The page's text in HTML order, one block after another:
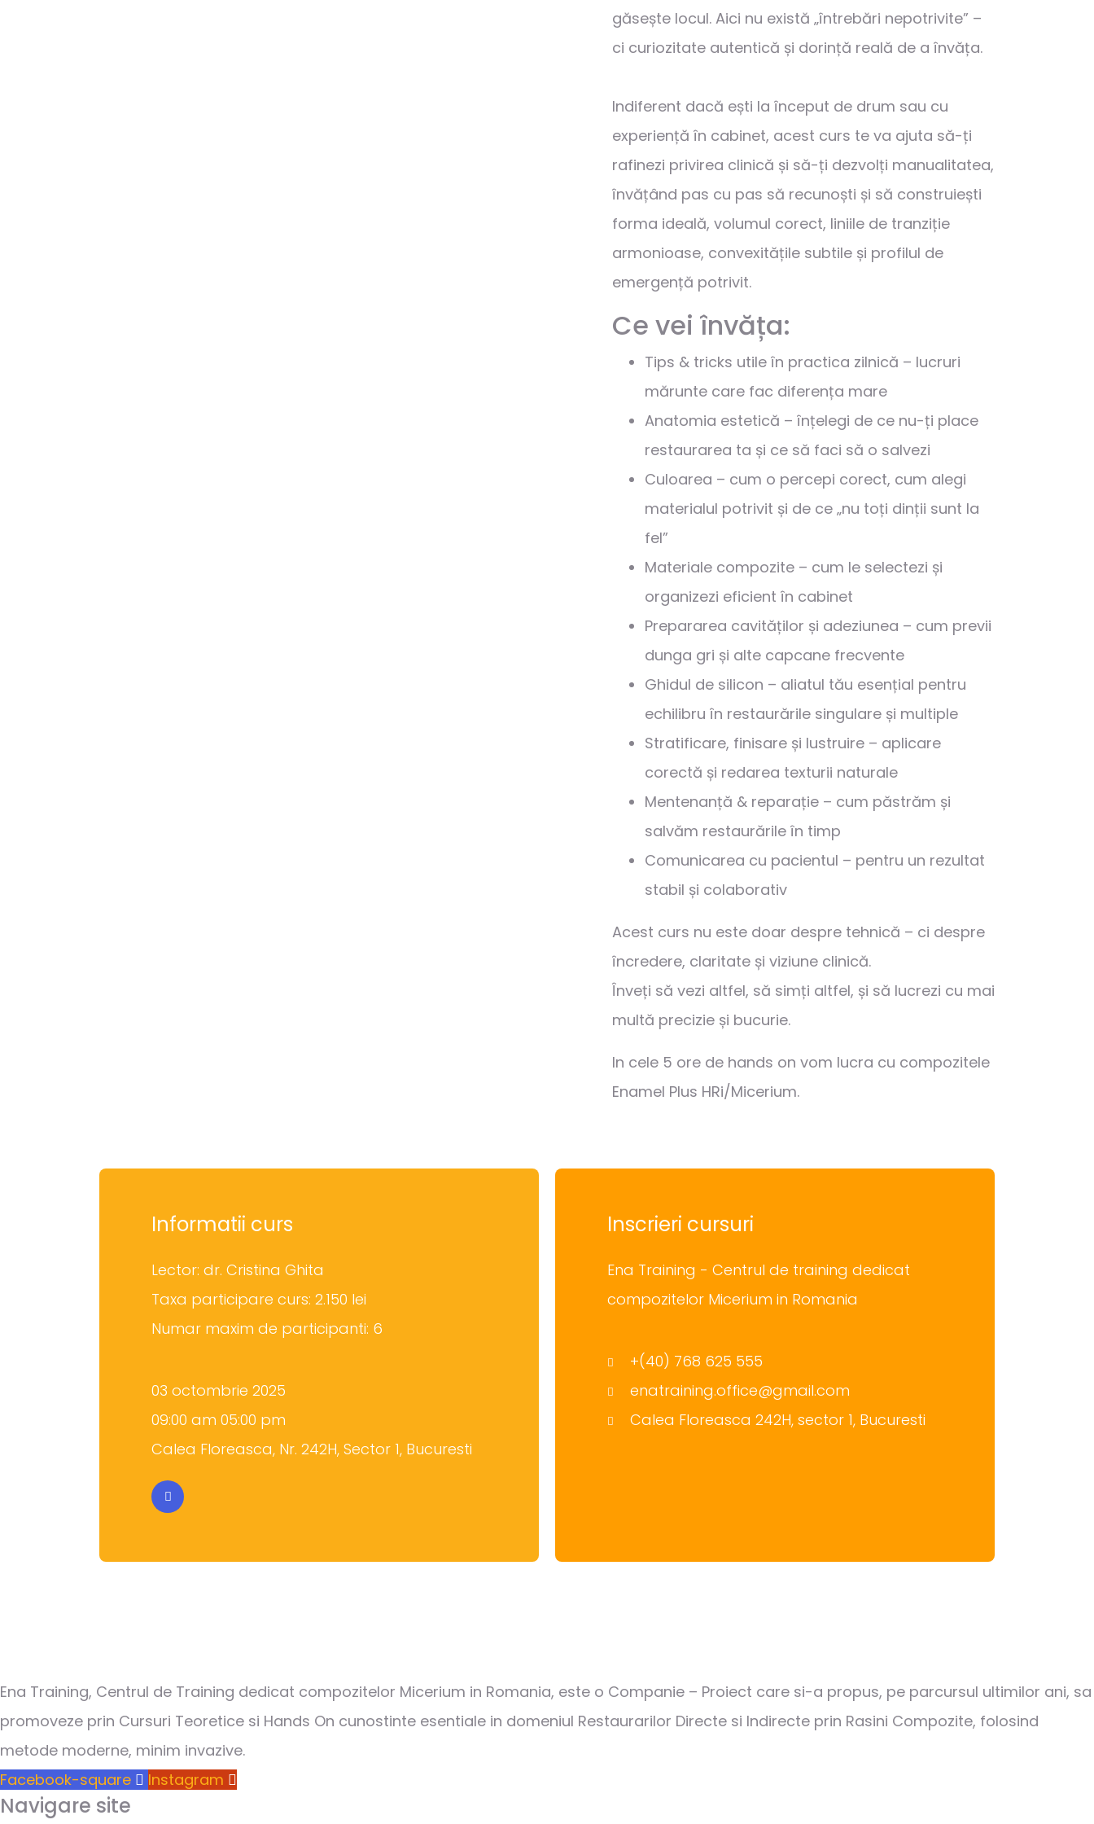
găsește locul. Aici nu există „întrebări nepotrivite” –
ci curiozitate autentică și dorință reală de a învăța.
Indiferent dacă ești la început de drum sau cu
experiență în cabinet, acest curs te va ajuta să-ți
rafinezi privirea clinică și să-ți dezvolți manualitatea,
învățând pas cu pas să recunoști și să construiești
forma ideală, volumul corect, liniile de tranziție
armonioase, convexitățile subtile și profilul de
emergență potrivit.
Ce vei învăța:
Tips & tricks utile în practica zilnică – lucruri
mărunte care fac diferența mare
Anatomia estetică – înțelegi de ce nu-ți place
restaurarea ta și ce să faci să o salvezi
Culoarea – cum o percepi corect, cum alegi
materialul potrivit și de ce „nu toți dinții sunt la
fel”
Materiale compozite – cum le selectezi și
organizezi eficient în cabinet
Prepararea cavităților și adeziunea – cum previi
dunga gri și alte capcane frecvente
Ghidul de silicon – aliatul tău esențial pentru
echilibru în restaurările singulare și multiple
Stratificare, finisare și lustruire – aplicare
corectă și redarea texturii naturale
Mentenanță & reparație – cum păstrăm și
salvăm restaurările în timp
Comunicarea cu pacientul – pentru un rezultat
stabil și colaborativ
Acest curs nu este doar despre tehnică – ci despre
încredere, claritate și viziune clinică.
Înveți să vezi altfel, să simți altfel, și să lucrezi cu mai
multă precizie și bucurie.
In cele 5 ore de hands on vom lucra cu compozitele
Enamel Plus HRi/Micerium.
Informatii curs
Lector: dr. Cristina Ghita
Taxa participare curs: 2.150 lei
Numar maxim de participanti: 6
03 octombrie 2025
09:00 am 05:00 pm
Calea Floreasca, Nr. 242H, Sector 1, Bucuresti
Inscrieri cursuri
Ena Training - Centrul de training dedicat
compozitelor Micerium in Romania
+(40) 768 625 555
enatraining.office@gmail.com
Calea Floreasca 242H, sector 1, Bucuresti
Ena Training, Centrul de Training dedicat compozitelor Micerium in Romania, este o Companie – Proiect care si-a propus, pe parcursul ultimilor ani, sa
promoveze prin Cursuri Teoretice si Hands On cunostinte esentiale in domeniul Restaurarilor Directe si Indirecte prin Rasini Compozite, folosind
metode moderne, minim invazive.
Facebook-square
Instagram
Navigare site